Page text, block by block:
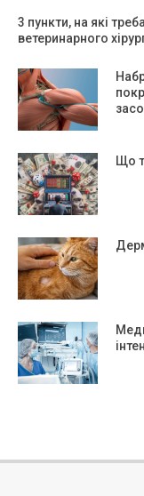
3 пункти, на які
ветеринарного
Що